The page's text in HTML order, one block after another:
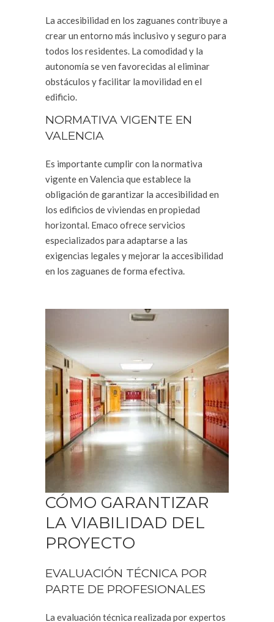
La accesibilidad en los zaguanes contribuye a
crear un entorno más inclusivo y seguro para
todos los residentes. La comodidad y la
autonomía se ven favorecidas al eliminar
obstáculos y facilitar la movilidad en el
edificio.
NORMATIVA VIGENTE EN
VALENCIA
Es importante cumplir con la normativa
vigente en Valencia que establece la
obligación de garantizar la accesibilidad en
los edificios de viviendas en propiedad
horizontal. Emaco ofrece servicios
especializados para adaptarse a las
exigencias legales y mejorar la accesibilidad
en los zaguanes de forma efectiva.
CÓMO GARANTIZAR
LA VIABILIDAD DEL
PROYECTO
EVALUACIÓN TÉCNICA POR
PARTE DE PROFESIONALES
La evaluación técnica realizada por expertos